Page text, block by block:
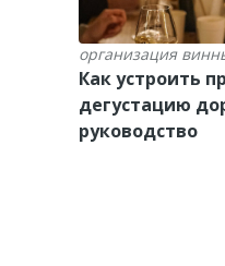
организация
Как устроить
дегустацию
руководство